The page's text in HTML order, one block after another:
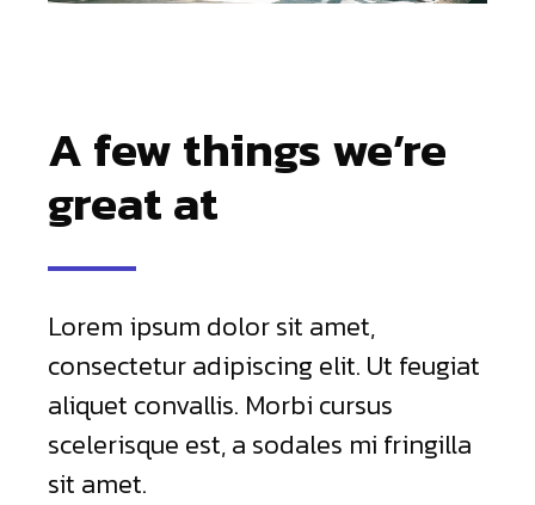
A few things we’re
great at
Lorem ipsum dolor sit amet,
consectetur adipiscing elit. Ut feugiat
aliquet convallis. Morbi cursus
scelerisque est, a sodales mi fringilla
sit amet.